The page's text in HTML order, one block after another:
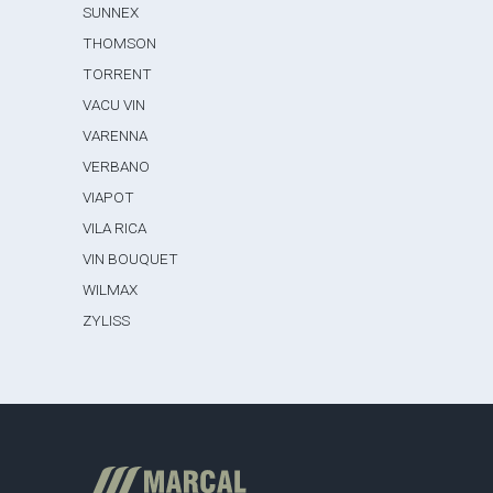
SUNNEX
THOMSON
TORRENT
VACU VIN
VARENNA
VERBANO
VIAPOT
VILA RICA
VIN BOUQUET
WILMAX
ZYLISS